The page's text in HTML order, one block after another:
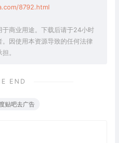
8792.html
商业用途。下载后请于24小时
因使用本资源导致的任何法律
。
END
贴吧去广告